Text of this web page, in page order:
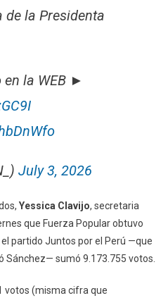
de la Presidenta
la WEB ►
July 3, 2026
Yessica Clavijo, secretaria
que Fuerza Popular obtuvo
partido Juntos por el Perú —que
Sánchez— sumó 9.173.755 votos.
votos (misma cifra que